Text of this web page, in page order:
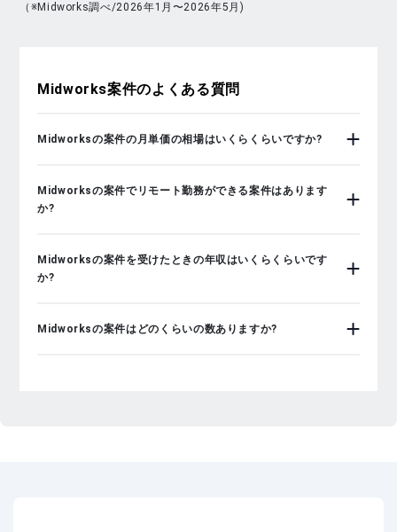
（※Midworks調べ/2026年1月〜2026年5月)
Midworks案件のよくある質問
Midworksの案件の月単価の相場はいくらくらいですか?
Midworksの案件でリモート勤務ができる案件はあります
か?
Midworksの案件を受けたときの年収はいくらくらいです
か?
Midworksの案件はどのくらいの数ありますか?